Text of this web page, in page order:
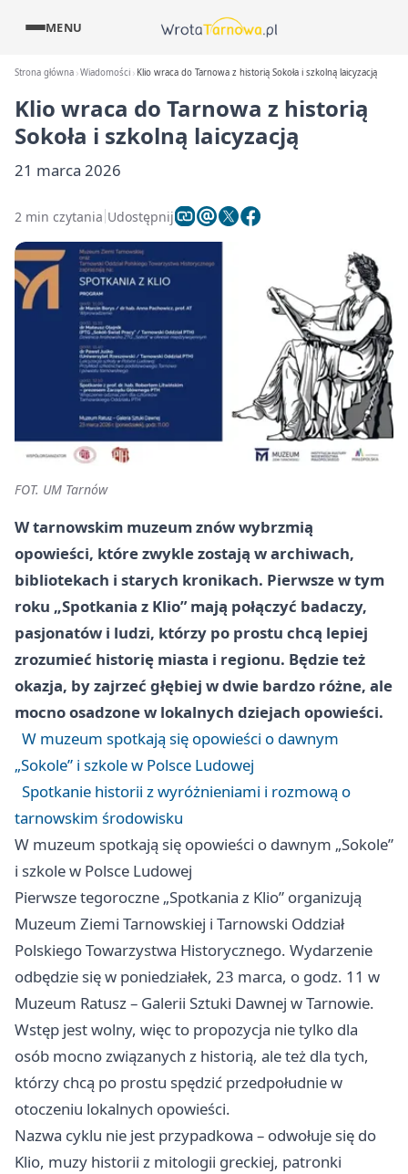
MENU
Strona główna Wiadomości Klio wraca do Tarnowa z historią Sokoła i szkolną laicyzacją
Klio wraca do Tarnowa z historią
Sokoła i szkolną laicyzacją
21 marca 2026
2 min czytania Udostępnij
FOT. UM Tarnów
W tarnowskim muzeum znów wybrzmią
opowieści, które zwykle zostają w archiwach,
bibliotekach i starych kronikach. Pierwsze w tym
roku „Spotkania z Klio” mają połączyć badaczy,
pasjonatów i ludzi, którzy po prostu chcą lepiej
zrozumieć historię miasta i regionu. Będzie też
okazja, by zajrzeć głębiej w dwie bardzo różne, ale
mocno osadzone w lokalnych dziejach opowieści.
W muzeum spotkają się opowieści o dawnym
„Sokole” i szkole w Polsce Ludowej
Spotkanie historii z wyróżnieniami i rozmową o
tarnowskim środowisku
W muzeum spotkają się opowieści o dawnym „Sokole”
i szkole w Polsce Ludowej
Pierwsze tegoroczne „Spotkania z Klio” organizują
Muzeum Ziemi Tarnowskiej i Tarnowski Oddział
Polskiego Towarzystwa Historycznego. Wydarzenie
odbędzie się w poniedziałek, 23 marca, o godz. 11 w
Muzeum Ratusz – Galerii Sztuki Dawnej w Tarnowie.
Wstęp jest wolny, więc to propozycja nie tylko dla
osób mocno związanych z historią, ale też dla tych,
którzy chcą po prostu spędzić przedpołudnie w
otoczeniu lokalnych opowieści.
Nazwa cyklu nie jest przypadkowa – odwołuje się do
Klio, muzy historii z mitologii greckiej, patronki